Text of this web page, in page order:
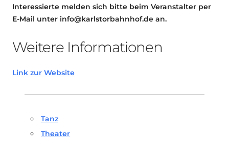
Interessierte melden sich bitte beim Veranstalter per
E-Mail unter info@karlstorbahnhof.de an.
Weitere Informationen
Link zur Website
Tanz
Theater